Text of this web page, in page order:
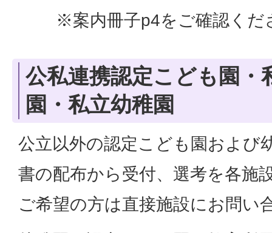
※案内冊子p4をご確認くだ
公私連携認定こども園・
園・私立幼稚園
公立以外の認定こども園および
書の配布から受付、選考を各施
ご希望の方は直接施設にお問い